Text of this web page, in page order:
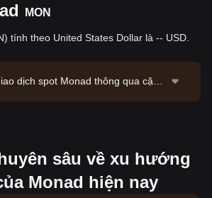
MON
tính theo United States Dollar là -- USD.
dịch spot Monad thông qua cặp
08-07 13:06:17.sâu về xu hướng
Monad hiện nay